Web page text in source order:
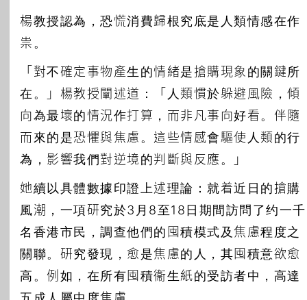
楊教授認為，恐慌消費歸根究底是人類情感在作
祟。
「對不確定事物產生的情緒是搶購現象的關鍵所
在。」楊教授闡述道：「人類慣於躲避風險，傾
向為最壞的情況作打算，而非凡事向好看。伴隨
而來的是恐懼與焦慮。這些情感會驅使人類的行
為，影響我們對逆境的判斷與反應。」
她續以具體數據印證上述理論：就着近日的搶購
風潮，一項研究於3月8至18日期間訪問了约一千
名香港市民，調查他們的囤積模式及焦慮程度之
關聯。研究發現，愈是焦慮的人，其囤積意欲愈
高。例如，在所有囤積衞生紙的受訪者中，高達